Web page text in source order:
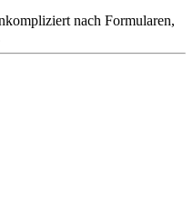
nach Formularen,